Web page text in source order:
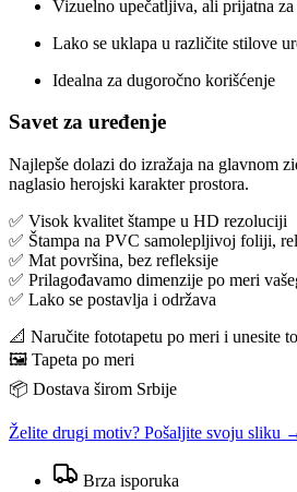
Vizuelno upečatljiva, ali prijatna za
Lako se uklapa u različite stilove
Idealna za dugoročno korišćenje
Savet za uređenje
Najlepše dolazi do izražaja na glavnom
naglasio herojski karakter prostora.
✅ Visok kvalitet štampe u HD rezoluciji
✅ Štampa na PVC samolepljivoj foliji,
✅ Mat površina, bez refleksije
✅ Prilagođavamo dimenzije po meri
✅ Lako se postavlja i održava
📐 Naručite fototapetu po meri i unesite
🖼️ Tapeta po meri
📦 Dostava širom Srbije
Želite drugi motiv? Pošaljite svoju sliku
Brza isporuka